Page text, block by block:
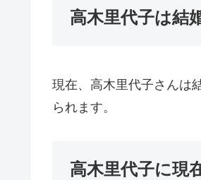
高木里代子は結
現在、高木里代子さんは
られます。
高木里代子に現